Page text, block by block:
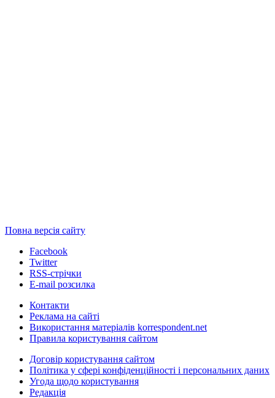
Повна версія сайту
Facebook
Twitter
RSS-стрічки
E-mail розсилка
Контакти
Реклама на сайті
Використання матеріалів korrespondent.net
Правила користування сайтом
Договір користування сайтом
Політика у сфері конфіденційності і персональних даних
Угода щодо користування
Редакція